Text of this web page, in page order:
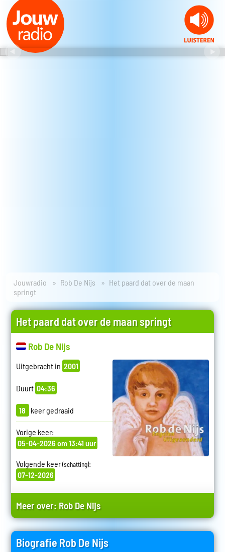
Jouwradio Rob De Nijs
Het paard dat over de maan
springt
Het paard dat over de maan springt
Rob De Nijs
Uitgebracht in 2001
Duurt 04:36
18 keer gedraaid
Vorige keer:
05-04-2026 om 13:41 uur
Volgende keer(schatting):
07-12-2026
Meer over: Rob De Nijs
Biografie Rob De Nijs